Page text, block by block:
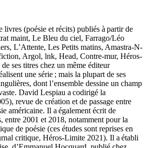
livres (poésie et récits) publiés à partir de
maint, Le Bleu du ciel, Farrago/Léo
L’Attente, Les Petits matins, Amastra-N-
Argol, lnk, Head, Contre-mur, Héros-
ses titres chez un même éditeur
une série ; mais la plupart de ses
dont l’ensemble dessine un champ
David Lespiau a codirigé la
revue de création et de passage entre
américaine. Il a également écrit de
entre 2001 et 2018, notamment pour la
de poésie (ces études sont reprises en
critique, Héros-Limite 2021). Il a établi